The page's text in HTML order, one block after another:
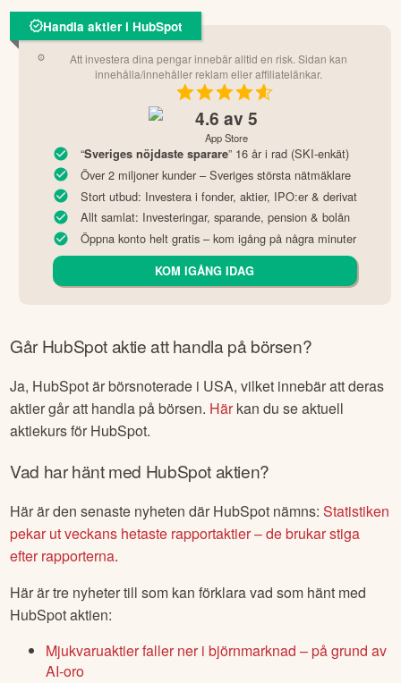
Handla aktier i HubSpot
Att investera dina pengar innebär alltid en risk. Sidan kan
innehålla/innehåller reklam eller affiliatelänkar.
4.6 av 5
App Store
“Sveriges nöjdaste sparare” 16 år i rad (SKI-enkät)
Över 2 miljoner kunder – Sveriges största nätmäklare
Stort utbud: Investera i fonder, aktier, IPO:er & derivat
Allt samlat: Investeringar, sparande, pension & bolån
Öppna konto helt gratis – kom igång på några minuter
KOM IGÅNG IDAG
GårHubSpotaktie att handla på börsen?
Ja, HubSpotär börsnoterade i USA, vilket innebär att deras
aktier går att handla på börsen. Härkan du se aktuell
aktiekurs för HubSpot.
Vad har hänt med HubSpotaktien?
Här är den senaste nyheten där HubSpot nämns:Statistiken
pekar ut veckans hetaste rapportaktier – de brukar stiga
efter rapporterna.
Här är tre nyheter till som kan förklara vad som hänt med
HubSpotaktien:
Mjukvaruaktier faller ner i björnmarknad – på grund av
AI-oro